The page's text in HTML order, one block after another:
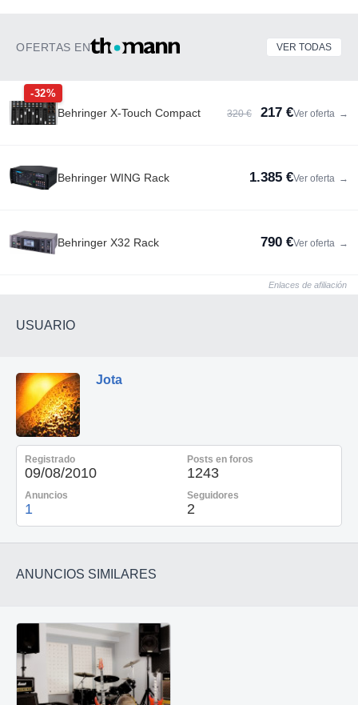
OFERTAS EN VER TODAS
-32%
Behringer X-Touch Compact 320 € 217 €Ver oferta →
Behringer WING Rack 1.385 €Ver oferta →
Behringer X32 Rack 790 €Ver oferta →
Enlaces de afiliación
USUARIO
Jota
Registrado
09/08/2010
Posts en foros
1243
Anuncios
1
Seguidores
2
ANUNCIOS SIMILARES